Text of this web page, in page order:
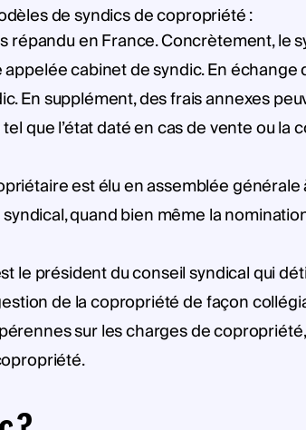
de syndics de copropriété :
répandu en France. Concrètement,
cabinet de syndic. En échange
En supplément, des frais annexes
que l’état daté en cas de vente ou la
est élu en assemblée
quand bien même la
le président du conseil syndical qui
de la copropriété de façon
sur les charges de